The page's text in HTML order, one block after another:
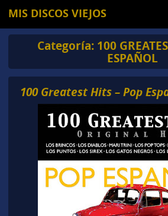
MIS DISCOS VIEJOS
Categoría: 100
ESPAÑOL
100 Greatest Hits – Pop